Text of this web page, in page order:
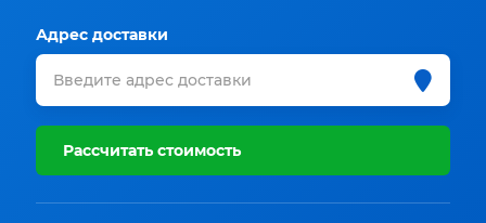
Адрес доставки
Рассчитать стоимость